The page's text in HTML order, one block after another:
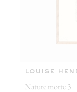
louise
Nature morte 3